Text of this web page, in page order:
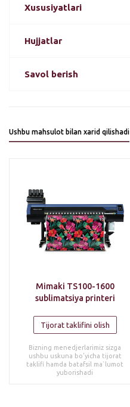
Xususiyatlari
Hujjatlar
Savol berish
Ushbu mahsulot bilan xarid qilishadi
Mimaki TS100-1600
sublimatsiya printeri
Tijorat taklifini olish
Bizning menedjerlarimiz sizga
ushbu uskuna bo’yicha tijorat
taklifi hamda batafsil ma`lumot
yuborishadi